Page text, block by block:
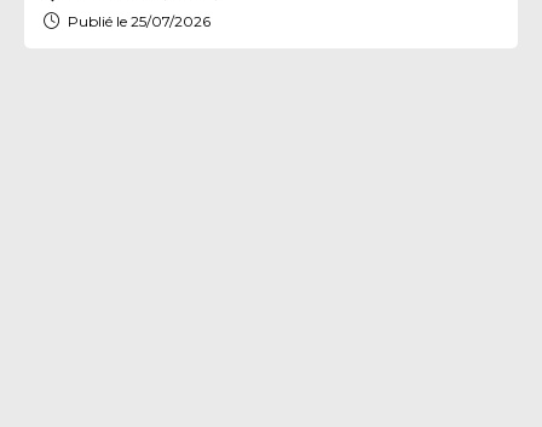
Publié le 25/07/2026